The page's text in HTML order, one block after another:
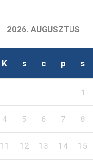
2026. AUGUSZTUS
K s c p s
1
4 5 6 7 8
11 12 13 14 15